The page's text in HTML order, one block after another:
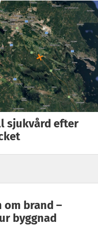
sjukvård efter
brand –
byggnad